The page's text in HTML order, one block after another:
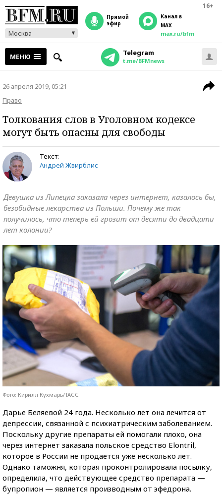
16+
Москва
прямой
эфир
Канал в
MAX
max.ru/bfm
МЕНЮ Telegram
t.me/BFMnews
26 апреля 2019, 05:21
Право
Толкования слов в Уголовном кодексе
могут быть опасны для свободы
Текст:
Андрей Жвирблис
Девушка из Липецка заказала через интернет, казалось бы,
безобидные лекарства из Польши. Почему же так
получилось, что теперь ей грозит от десяти до двадцати
лет колонии?
Фото: Кирилл Кухмарь/ТАСС
Дарье Беляевой 24 года. Несколько лет она лечится от
депрессии, связанной с психиатрическим заболеванием.
Поскольку другие препараты ей помогали плохо, она
через интернет заказала польское средство Elontril,
которое в России не продается уже несколько лет.
Однако таможня, которая проконтролировала посылку,
определила, что действующее средство препарата —
бупропион — является производным от эфедрона.